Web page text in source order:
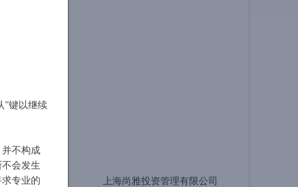
”键以继续
不构成
会发生
专业的
上海尚雅投资管理有限公司